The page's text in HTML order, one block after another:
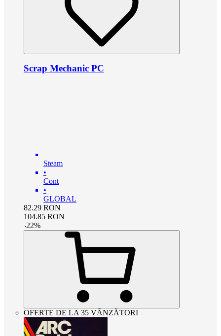
Scrap Mechanic PC
Steam
•
Cont
•
GLOBAL
82.29 RON
104.85 RON
-22%
OFERTE DE LA 35 VÂNZĂTORI